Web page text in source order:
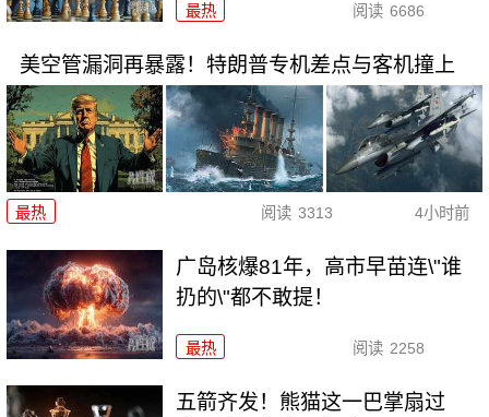
最热 阅读 6686
美空管漏洞再暴露！特朗普专机差点与客机撞上
最热 阅读 3313 4小时前
广岛核爆81年，高市早苗连\"谁
扔的\"都不敢提！
最热 阅读 2258
五箭齐发！熊猫这一巴掌扇过